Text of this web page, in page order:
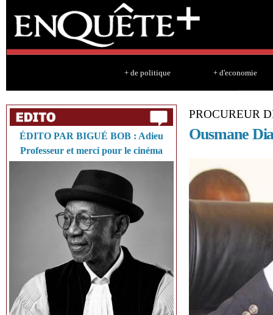
+ de politique + d'economie
ÉDITO PAR BIGUÉ BOB : Adieu
Professeur et merci pour le cinéma
PROCUREUR
Ousmane